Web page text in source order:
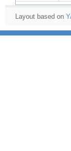
Layout based on